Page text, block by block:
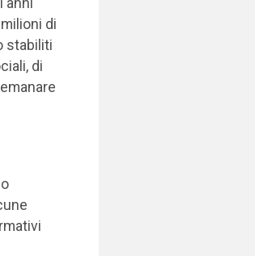
di
stabiliti
di